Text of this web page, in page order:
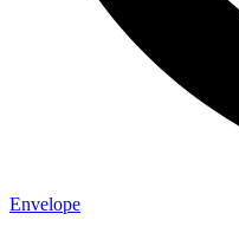
Envelope